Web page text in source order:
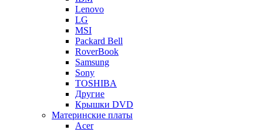
Lenovo
LG
MSI
Packard Bell
RoverBook
Samsung
Sony
TOSHIBA
Другие
Крышки DVD
Материнские платы
Acer